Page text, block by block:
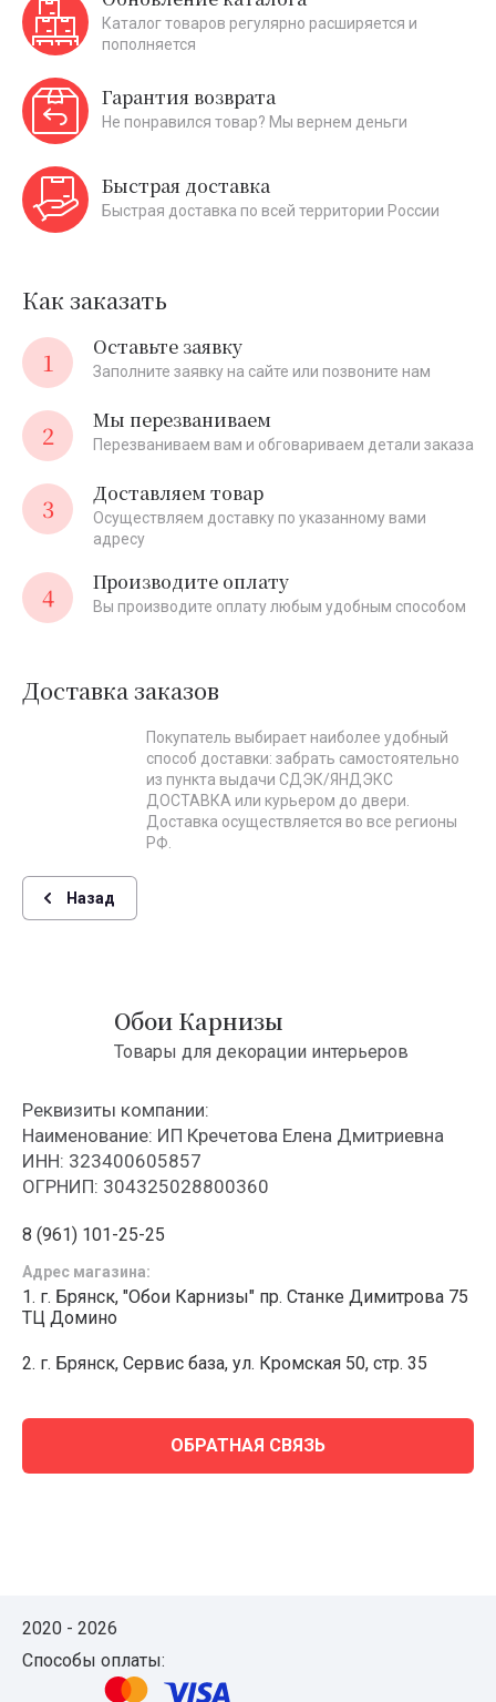
Каталог товаров регулярно расширяется и
пополняется
Гарантия возврата
Не понравился товар? Мы вернем деньги
Быстрая доставка
Быстрая доставка по всей территории России
Как заказать
1
Оставьте заявку
Заполните заявку на сайте или позвоните нам
2 Мы перезваниваем
Перезваниваем вам и обговариваем детали заказа
3 Доставляем товар
Осуществляем доставку по указанному вами
адресу
4 Производите оплату
Вы производите оплату любым удобным способом
Доставка заказов
Покупатель выбирает наиболее удобный
способ доставки: забрать самостоятельно
из пункта выдачи СДЭК/ЯНДЭКС
ДОСТАВКА или курьером до двери.
Доставка осуществляется во все регионы
РФ.
Назад
Обои Карнизы
Товары для декорации интерьеров
Реквизиты компании:
Наименование: ИП Кречетова Елена Дмитриевна
ИНН: 323400605857
ОГРНИП: 304325028800360
8 (961) 101-25-25
Адрес магазина:
1. г. Брянск, "Обои Карнизы" пр. Станке Димитрова 75
ТЦ Домино
2. г. Брянск, Сервис база, ул. Кромская 50, стр. 35
ОБРАТНАЯ СВЯЗЬ
2020 - 2026
Способы оплаты: